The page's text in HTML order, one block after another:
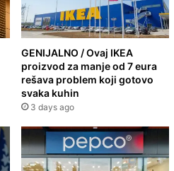
GENIJALNO / Ovaj IKEA
proizvod za manje od 7 eura
rešava problem koji gotovo
svaka kuhin
3 days ago